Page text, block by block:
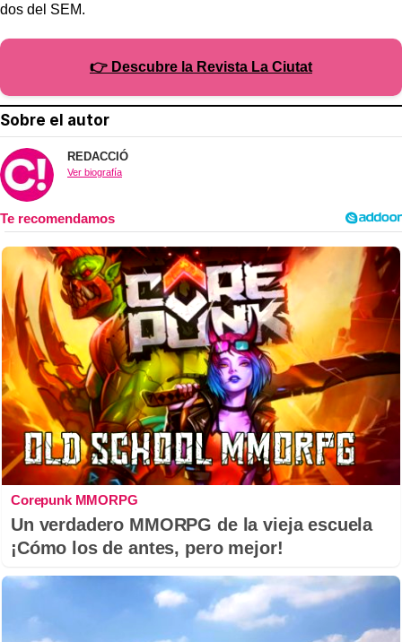
dos del SEM.
👉 Descubre la Revista La Ciutat
Sobre el autor
REDACCIÓ
Ver biografía
Corepunk MMORPG
Un verdadero MMORPG de la vieja escuela
¡Cómo los de antes, pero mejor!